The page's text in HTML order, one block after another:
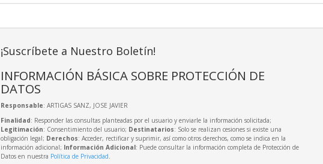
¡Suscríbete a Nuestro Boletín!
INFORMACIÓN BÁSICA SOBRE PROTECCIÓN DE
DATOS
Responsable: ARTIGAS SANZ, JOSE JAVIER
Finalidad: Responder las consultas planteadas por el usuario y enviarle la información solicitada;
Legitimación: Consentimiento del usuario; Destinatarios: Solo se realizan cesiones si existe una
obligación legal; Derechos: Acceder, rectificar y suprimir, así como otros derechos, como se indica en la
información adicional; Información Adicional: Puede consultar la información completa de Protección de
Datos en nuestra Política de Privacidad.